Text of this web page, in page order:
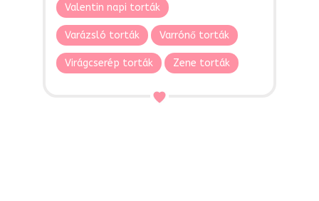
Valentin napi torták
Varázsló torták Varrónő torták
Virágcserép torták Zene torták